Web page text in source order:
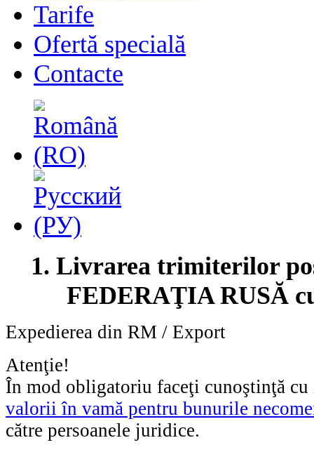
Tarife
Ofertă specială
Contacte
1. Livrarea trimiterilor
FEDERAŢIA RUSĂ
Expedierea din RM / Export
Atenţie!
În mod obligatoriu faceţi cunoştinţă
valorii în vamă pentru bunurile
către persoanele juridice.